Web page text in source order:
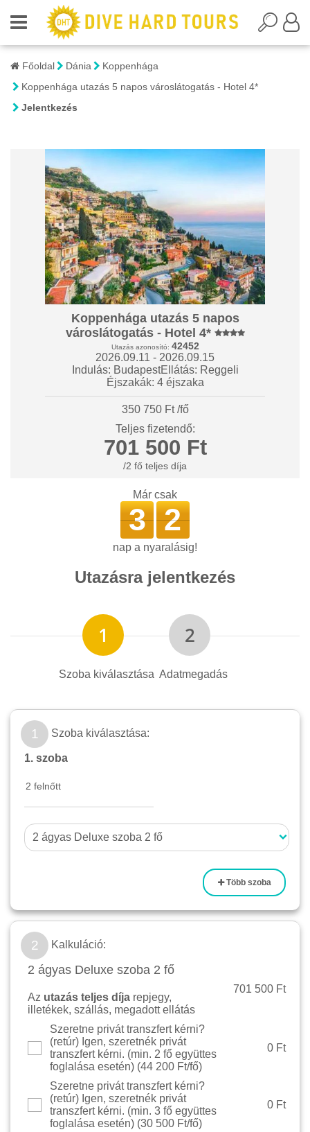
Főoldal Dánia
Koppenhága
Koppenhága utazás 5 napos városlátogatás - Hotel 4*
Jelentkezés
Már csak
3 2
nap a nyaralásig!
Utazásra jelentkezés
Szoba kiválasztása Adatmegadás
1 Szoba kiválasztása:
1. szoba
Több szoba
2 Kalkuláció:
2 ágyas Deluxe szoba 2 fő
Az utazás teljes díja repjegy,
illetékek, szállás, megadott ellátás
701 500 Ft
Szeretne privát transzfert kérni?
(retúr) Igen, szeretnék privát
transzfert kérni. (min. 2 fő együttes
foglalása esetén) (44 200 Ft/fő)
0 Ft
Szeretne privát transzfert kérni?
(retúr) Igen, szeretnék privát
transzfert kérni. (min. 3 fő együttes
foglalása esetén) (30 500 Ft/fő)
0 Ft
Koppenhága utazás 5 napos
városlátogatás - Hotel 4*
Utazás azonosító: 42452
2026.09.11 - 2026.09.15
Indulás: BudapestEllátás: Reggeli
Éjszakák: 4 éjszaka
350 750 Ft /fő
Teljes fizetendő:
701 500 Ft
/2 fő teljes díja